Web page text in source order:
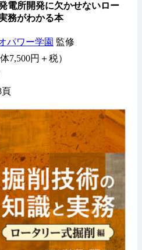
電所開発に欠かせないロー
務がわかる本
パワー学園 監修
7,500円＋税）